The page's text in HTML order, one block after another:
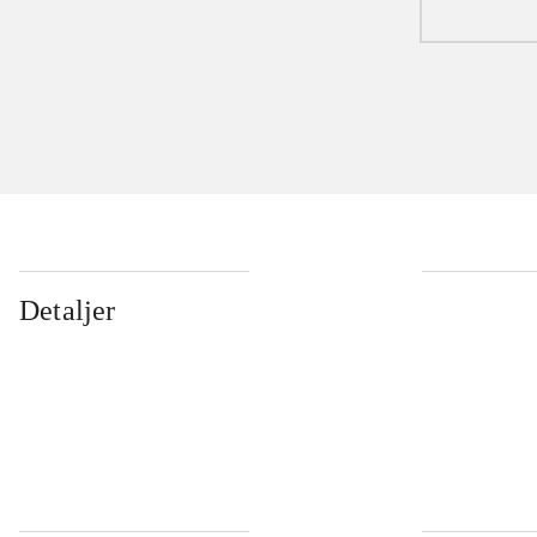
Detaljer